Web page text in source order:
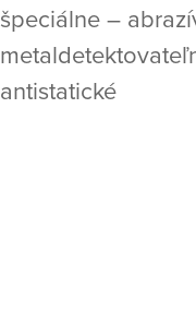
špeciálne –
antistatické